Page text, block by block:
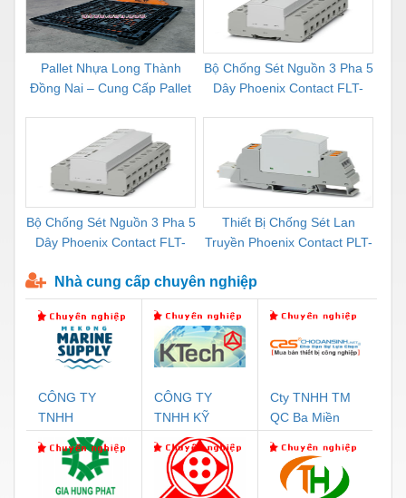
Pallet Nhựa Long Thành
Đồng Nai – Cung Cấp Pallet
Bộ Chống Sét Nguồn 3 Pha 5
Dây Phoenix Contact FLT-
2909589
Bộ Chống Sét Nguồn 3 Pha 5
Dây Phoenix Contact FLT-
2908264
Thiết Bị Chống Sét Lan
Truyền Phoenix Contact PLT-
Nhà cung cấp chuyên nghiệp
CÔNG TY
TNHH
MEKONG
MARINE
SUPPLY
CÔNG TY
TNHH KỸ
THUẬT KTECH
VIỆT NAM
Cty TNHH TM
QC Ba Miền